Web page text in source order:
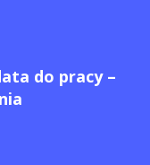
do pracy –